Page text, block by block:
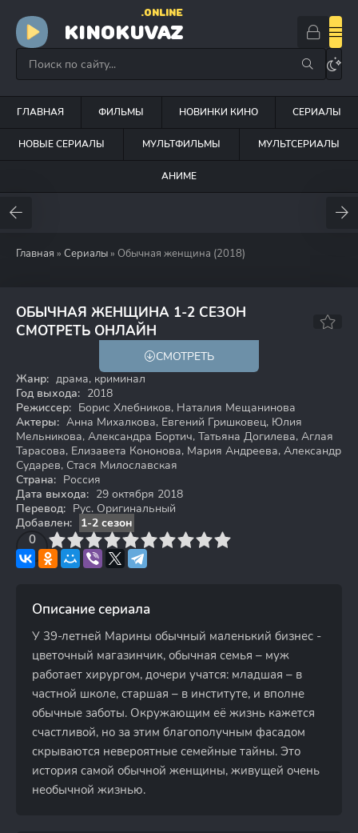
KINOKUVAZ
.ONLINE
ГЛАВНАЯ ФИЛЬМЫ НОВИНКИ КИНО СЕРИАЛЫ
НОВЫЕ СЕРИАЛЫ МУЛЬТФИЛЬМЫ МУЛЬТСЕРИАЛЫ
АНИМЕ
Главная » Сериалы » Обычная женщина (2018)
ОБЫЧНАЯ ЖЕНЩИНА 1-2 СЕЗОН
СМОТРЕТЬ ОНЛАЙН
7.6
СМОТРЕТЬ
Жанр: драма, криминал
Год выхода: 2018
Режиссер: Борис Хлебников, Наталия Мещанинова
Актеры: Анна Михалкова, Евгений Гришковец, Юлия
Мельникова, Александра Бортич, Татьяна Догилева, Аглая
Тарасова, Елизавета Кононова, Мария Андреева, Александр
Сударев, Стася Милославская
Страна: Россия
Дата выхода: 29 октября 2018
Перевод: Рус. Оригинальный
Добавлен:
1-2 сезон
0
4 6 7 8 9 10
Описание сериала
У 39-летней Марины обычный маленький бизнес -
цветочный магазинчик, обычная семья – муж
работает хирургом, дочери учатся: младшая – в
частной школе, старшая – в институте, и вполне
обычные заботы. Окружающим её жизнь кажется
счастливой, но за этим благополучным фасадом
скрываются невероятные семейные тайны. Это
история самой обычной женщины, живущей очень
необычной жизнью.